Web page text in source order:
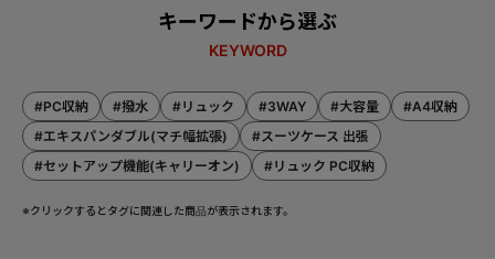
キーワードから選ぶ
KEYWORD
#PC収納 #撥水 #リュック #3WAY #大容量
#A4収納
#エキスパンダブル(マチ幅拡張)
#スーツケース 出張
#セットアップ機能(キャリーオン)
#リュック PC収納
※クリックするとタグに関連した商品が表示されます。